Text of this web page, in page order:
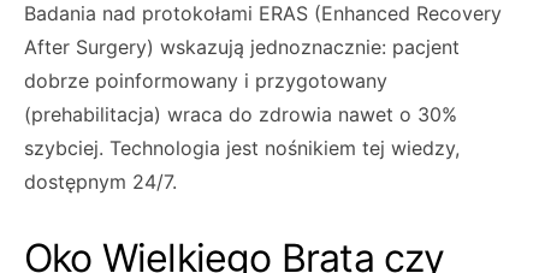
Badania nad protokołami ERAS (Enhanced Recovery
After Surgery) wskazują jednoznacznie: pacjent
dobrze poinformowany i przygotowany
(prehabilitacja) wraca do zdrowia nawet o 30%
szybciej. Technologia jest nośnikiem tej wiedzy,
dostępnym 24/7.
Oko Wielkiego Brata czy